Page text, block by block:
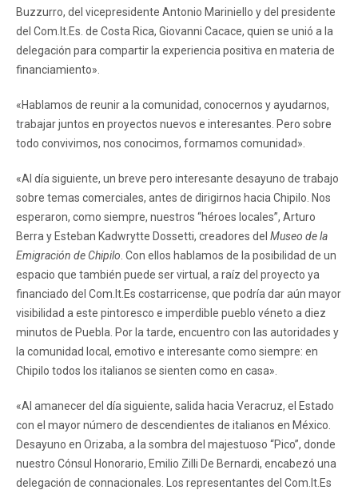
Buzzurro, del vicepresidente Antonio Mariniello y del presidente
del Com.It.Es. de Costa Rica, Giovanni Cacace, quien se unió a la
delegación para compartir la experiencia positiva en materia de
financiamiento».
«Hablamos de reunir a la comunidad, conocernos y ayudarnos,
trabajar juntos en proyectos nuevos e interesantes. Pero sobre
todo convivimos, nos conocimos, formamos comunidad».
«Al día siguiente, un breve pero interesante desayuno de trabajo
sobre temas comerciales, antes de dirigirnos hacia Chipilo. Nos
esperaron, como siempre, nuestros “héroes locales”, Arturo
Berra y Esteban Kadwrytte Dossetti, creadores del Museo de la
Emigración de Chipilo . Con ellos hablamos de la posibilidad de un
espacio que también puede ser virtual, a raíz del proyecto ya
financiado del Com.It.Es costarricense, que podría dar aún mayor
visibilidad a este pintoresco e imperdible pueblo véneto a diez
minutos de Puebla. Por la tarde, encuentro con las autoridades y
la comunidad local, emotivo e interesante como siempre: en
Chipilo todos los italianos se sienten como en casa».
«Al amanecer del día siguiente, salida hacia Veracruz, el Estado
con el mayor número de descendientes de italianos en México.
Desayuno en Orizaba, a la sombra del majestuoso “Pico”, donde
nuestro Cónsul Honorario, Emilio Zilli De Bernardi, encabezó una
delegación de connacionales. Los representantes del Com.It.Es